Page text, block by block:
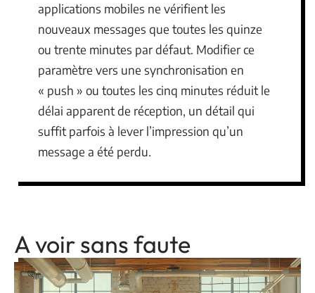
applications mobiles ne vérifient les
nouveaux messages que toutes les quinze
ou trente minutes par défaut. Modifier ce
paramètre vers une synchronisation en
« push » ou toutes les cinq minutes réduit le
délai apparent de réception, un détail qui
suffit parfois à lever l’impression qu’un
message a été perdu.
A voir sans faute